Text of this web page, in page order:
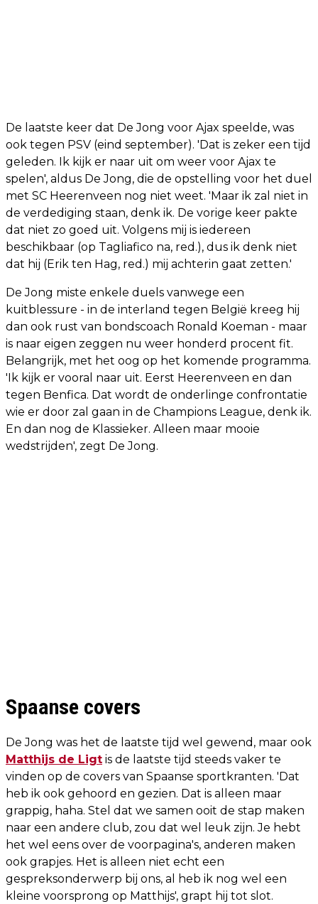
De laatste keer dat De Jong voor Ajax speelde, was
ook tegen PSV (eind september). 'Dat is zeker een tijd
geleden. Ik kijk er naar uit om weer voor Ajax te
spelen', aldus De Jong, die de opstelling voor het duel
met SC Heerenveen nog niet weet. 'Maar ik zal niet in
de verdediging staan, denk ik. De vorige keer pakte
dat niet zo goed uit. Volgens mij is iedereen
beschikbaar (op Tagliafico na, red.), dus ik denk niet
dat hij (Erik ten Hag, red.) mij achterin gaat zetten.'
De Jong miste enkele duels vanwege een
kuitblessure - in de interland tegen België kreeg hij
dan ook rust van bondscoach Ronald Koeman - maar
is naar eigen zeggen nu weer honderd procent fit.
Belangrijk, met het oog op het komende programma.
'Ik kijk er vooral naar uit. Eerst Heerenveen en dan
tegen Benfica. Dat wordt de onderlinge confrontatie
wie er door zal gaan in de Champions League, denk ik.
En dan nog de Klassieker. Alleen maar mooie
wedstrijden', zegt De Jong.
Spaanse covers
De Jong was het de laatste tijd wel gewend, maar ook
Matthijs de Ligt is de laatste tijd steeds vaker te
vinden op de covers van Spaanse sportkranten. 'Dat
heb ik ook gehoord en gezien. Dat is alleen maar
grappig, haha. Stel dat we samen ooit de stap maken
naar een andere club, zou dat wel leuk zijn. Je hebt
het wel eens over de voorpagina's, anderen maken
ook grapjes. Het is alleen niet echt een
gespreksonderwerp bij ons, al heb ik nog wel een
kleine voorsprong op Matthijs', grapt hij tot slot.